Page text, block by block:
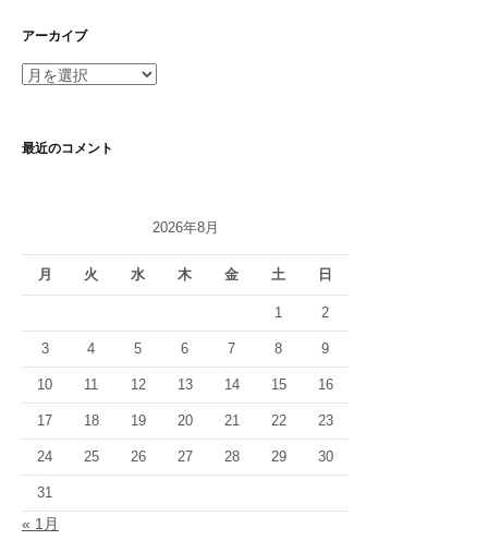
リ
アーカイブ
ア
イ
最近のコメント
2026年8月
月 火 水 木 金 土 日
1 2
3 4 5 6 7 8 9
10 11 12 13 14 15 16
17 18 19 20 21 22 23
24 25 26 27 28 29 30
31
« 1月